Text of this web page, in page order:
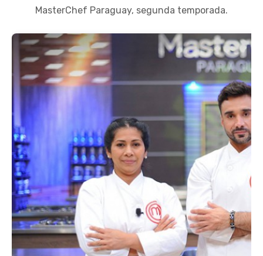
MasterChef Paraguay, segunda temporada.